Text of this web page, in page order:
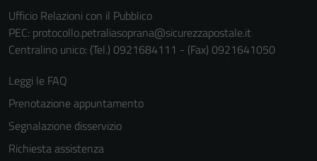
Ufficio Relazioni con il Pubblico
PEC: protocollo.petraliasoprana@sicurezzapostale.it
Centralino unico: (Tel.) 0921684111 - (Fax) 0921641050
Leggi le FAQ
Prenotazione appuntamento
Segnalazione disservizio
Richiesta assistenza
informazioni
personali.